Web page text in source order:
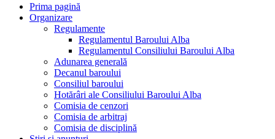
Prima pagină
Organizare
Regulamente
Regulamentul Baroului Alba
Regulamentul Consiliului Baroului Alba
Adunarea generală
Decanul baroului
Consiliul baroului
Hotărâri ale Consiliului Baroului Alba
Comisia de cenzori
Comisia de arbitraj
Comisia de disciplină